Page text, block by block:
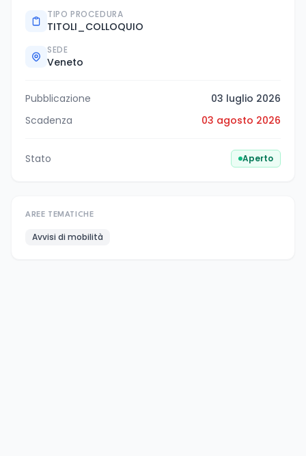
TIPO PROCEDURA
TITOLI_COLLOQUIO
SEDE
Veneto
Pubblicazione
03 luglio 2026
Scadenza
03 agosto 2026
Stato Aperto
AREE TEMATICHE
Avvisi di mobilità